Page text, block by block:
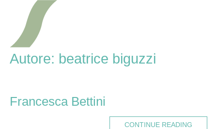
content
Autore: beatrice biguzzi
Francesca Bettini
CONTINUE READING